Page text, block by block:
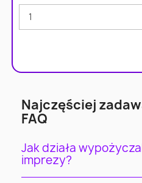
Najczęściej
FAQ
Jak działa
imprezy?